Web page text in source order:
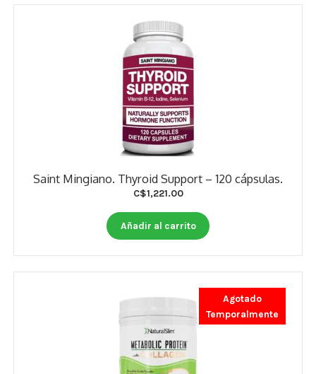
Saint Mingiano. Thyroid Support – 120 cápsulas.
C$1,221.00
Añadir al carrito
Agotado
Temporalmente